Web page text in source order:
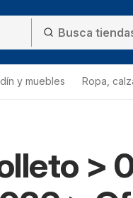
y muebles Ropa,
>